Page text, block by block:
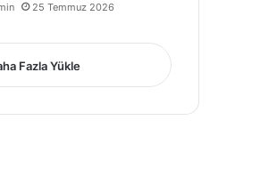
25 Temmuz 2026
Fazla Yükle